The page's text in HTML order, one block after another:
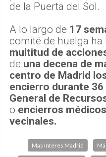
de la Puerta del Sol.
A lo largo de 17
comité de huelga ha
multitud de
de una decena de
centro de Madrid
encierro durante
General de
o encierros
vecinales.
Mas Interes Madrid